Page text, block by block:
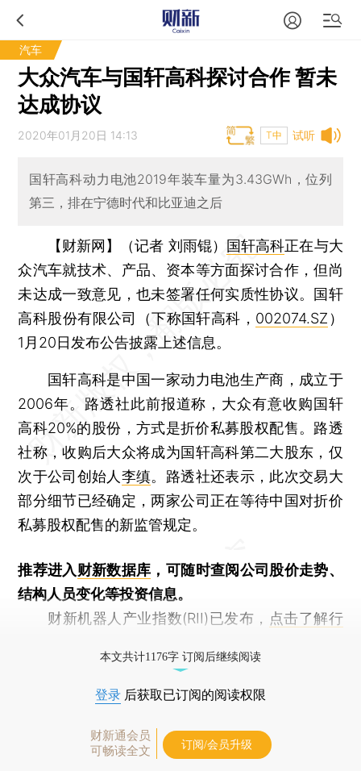
汽车
大众汽车与国轩高科探讨合作 暂未
达成协议
试听
2020年01月20日 14:13 T中
国轩高科动力电池2019年装车量为3.43GWh，位列
第三，排在宁德时代和比亚迪之后
【财新网】（记者 刘雨锟） 国轩高科正在与大
众汽车就技术、产品、资本等方面探讨合作，但尚
未达成一致意见，也未签署任何实质性协议。国轩
高科股份有限公司（下称国轩高科， 002074.SZ ）
1月20日发布公告披露上述信息。
国轩高科是中国一家动力电池生产商，成立于
2006年。路透社此前报道称，大众有意收购国轩
高科20%的股份，方式是折价私募股权配售。路透
社称，收购后大众将成为国轩高科第二大股东，仅
次于公司创始人 李缜。路透社还表示，此次交易大
部分细节已经确定，两家公司正在等待中国对折价
私募股权配售的新监管规定。
推荐进入财新数据库 ，可随时查阅公司股价走势、
结构人员变化等投资信息。
财新机器人产业指数(RII)已发布， 点击了解行
本文共计1176字 订阅后继续阅读
登录 后获取已订阅的阅读权限
财新通会员
可畅读全文
订阅/会员升级